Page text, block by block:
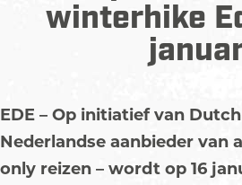
winterhike
EDE – Op initiatief van
Nederlandse aanbieder van
only reizen – wordt op 16